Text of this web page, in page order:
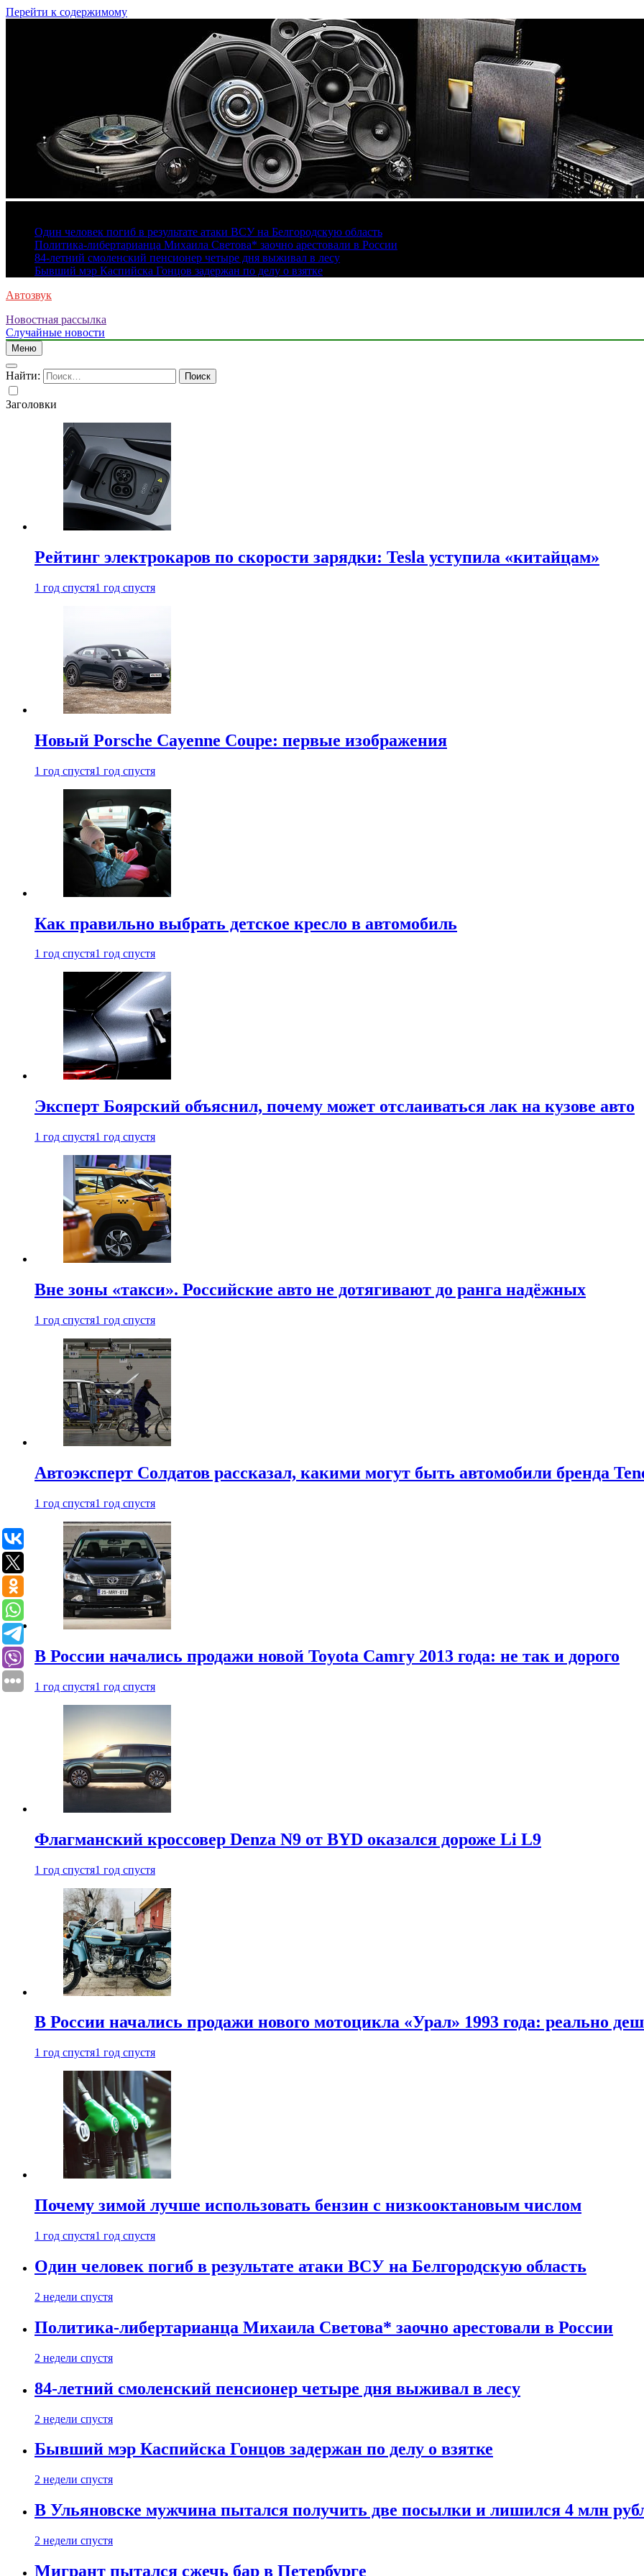
Перейти к содержимому
Один человек погиб в результате атаки ВСУ на Белгородскую область
Политика-либертарианца Михаила Светова* заочно арестовали в России
84-летний смоленский пенсионер четыре дня выживал в лесу
Бывший мэр Каспийска Гонцов задержан по делу о взятке
Автозвук
Новостная рассылка
Случайные новости
Меню
Найти:
Заголовки
Рейтинг электрокаров по скорости зарядки: Tesla уступила «китайцам»
1 год спустя1 год спустя
Новый Porsche Cayenne Coupe: первые изображения
1 год спустя1 год спустя
Как правильно выбрать детское кресло в автомобиль
1 год спустя1 год спустя
Эксперт Боярский объяснил, почему может отслаиваться лак на кузове авто
1 год спустя1 год спустя
Вне зоны «такси». Российские авто не дотягивают до ранга надёжных
1 год спустя1 год спустя
Автоэксперт Солдатов рассказал, какими могут быть автомобили бренда
1 год спустя1 год спустя
В России начались продажи новой Toyota Camry 2013 года: не так и дорого
1 год спустя1 год спустя
Флагманский кроссовер Denza N9 от BYD оказался дороже Li L9
1 год спустя1 год спустя
В России начались продажи нового мотоцикла «Урал» 1993 года: реально
1 год спустя1 год спустя
Почему зимой лучше использовать бензин с низкооктановым числом
1 год спустя1 год спустя
Один человек погиб в результате атаки ВСУ на Белгородскую область
2 недели спустя
Политика-либертарианца Михаила Светова* заочно арестовали в России
2 недели спустя
84-летний смоленский пенсионер четыре дня выживал в лесу
2 недели спустя
Бывший мэр Каспийска Гонцов задержан по делу о взятке
2 недели спустя
В Ульяновске мужчина пытался получить две посылки и лишился 4 млн
2 недели спустя
Мигрант пытался сжечь бар в Петербурге